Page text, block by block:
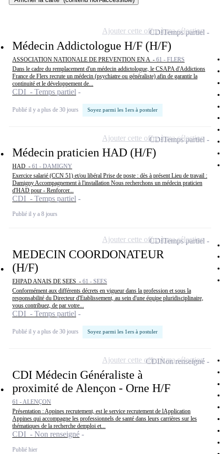
Médecin Addictologue H/F (H/F)
ASSOCIATION NATIONALE DE PREVENTION EN A - 61 - FLERS
Dans le cadre du remplacement d'un médecin addictologue, le CSAPA d'Addictions
France de Flers recrute un médecin (psychiatre ou généraliste) afin de garantir la
continuité et le développement de...
CDI - Temps partiel
Publié il y a plus de 30 jours Soyez parmi les 1ers à postuler
CDITemps partiel
Ajouter cette offre à ma sélection
Médecin praticien HAD (H/F)
HAD - 61 - DAMIGNY
Exercice salarié (CCN 51) et/ou libéral Prise de poste : dès à présent Lieu de travail :
Damigny Accompagnement à l'installation Nous recherchons un médecin praticien
d'HAD pour - Renforcer...
CDI - Temps partiel
Publié il y a 8 jours
CDITemps partiel
Ajouter cette offre à ma sélection
MEDECIN COORDONATEUR
(H/F)
EHPAD ANAIS DE SEES - 61 - SEES
Conformément aux différents décrets en vigueur dans la profession et sous la
responsabilité du Directeur d'Etablissement, au sein d'une équipe pluridisciplinaire,
vous contribuez, de par votre...
CDI - Temps partiel
Publié il y a plus de 30 jours Soyez parmi les 1ers à postuler
CDITemps partiel
Ajouter cette offre à ma sélection
CDI Médecin Généraliste à
proximité de Alençon - Orne H/F
61 - ALENÇON
Présentation : Appines recrutement, est le service recrutement de lApplication
Appines qui accompagne les professionnels de santé dans leurs carrières sur les
thématiques de la recherche demploi et...
CDI - Non renseigné
Publié hier
CDINon renseigné
Ajouter cette offre à ma sélection